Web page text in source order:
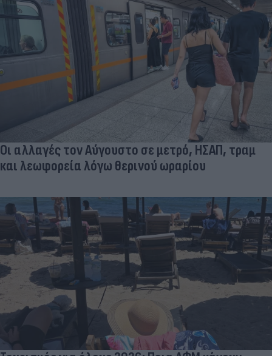
Οι αλλαγές τον Αύγουστο σε μετρό, ΗΣΑΠ, τραμ
και λεωφορεία λόγω θερινού ωραρίου